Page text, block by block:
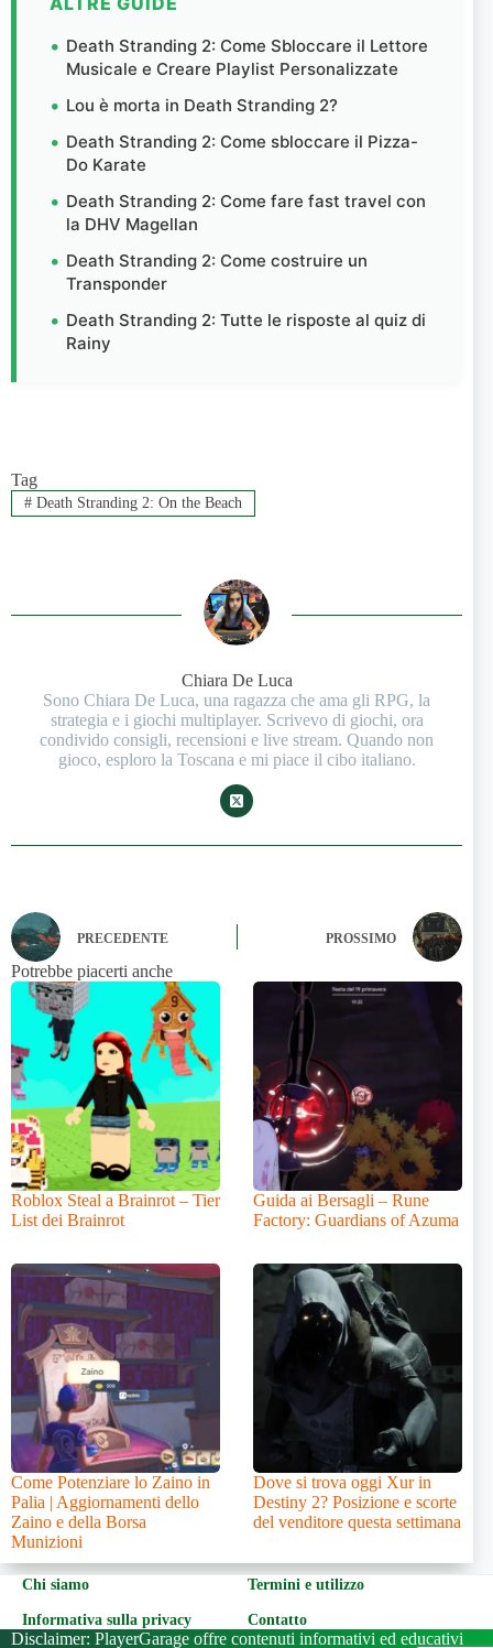
Death Stranding 2: Come Sbloccare il Lettore
Musicale e Creare Playlist Personalizzate
Lou è morta in Death Stranding 2?
Death Stranding 2: Come sbloccare il Pizza-
Do Karate
Death Stranding 2: Come fare fast travel con
la DHV Magellan
Death Stranding 2: Come costruire un
Transponder
Death Stranding 2: Tutte le risposte al quiz di
Rainy
Tag
#Death Stranding 2: On the Beach
Chiara De Luca
Sono Chiara De Luca, una ragazza che ama gli RPG, la
strategia e i giochi multiplayer. Scrivevo di giochi, ora
condivido consigli, recensioni e live stream. Quando non
gioco, esploro la Toscana e mi piace il cibo italiano.
PRECEDENTE PROSSIMO
Potrebbe piacerti anche
Roblox Steal a Brainrot – Tier
List dei Brainrot
Guida ai Bersagli – Rune
Factory: Guardians of Azuma
Come Potenziare lo Zaino in
Palia | Aggiornamenti dello
Zaino e della Borsa
Munizioni
Dove si trova oggi Xur in
Destiny 2? Posizione e scorte
del venditore questa settimana
Chi siamo
Termini e utilizzo
Informativa sulla privacy
Contatto
Disclaimer: PlayerGarage offre contenuti informativi ed educativi